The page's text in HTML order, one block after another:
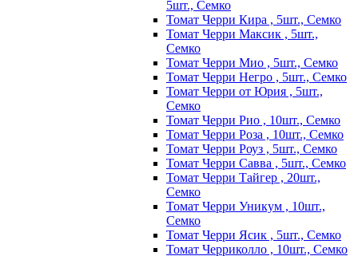
5шт., Семко
Томат Черри Кира , 5шт., Семко
Томат Черри Максик , 5шт.,
Семко
Томат Черри Мио , 5шт., Семко
Томат Черри Негро , 5шт., Семко
Томат Черри от Юрия , 5шт.,
Семко
Томат Черри Рио , 10шт., Семко
Томат Черри Роза , 10шт., Семко
Томат Черри Роуз , 5шт., Семко
Томат Черри Савва , 5шт., Семко
Томат Черри Тайгер , 20шт.,
Семко
Томат Черри Уникум , 10шт.,
Семко
Томат Черри Ясик , 5шт., Семко
Томат Черриколло , 10шт., Семко